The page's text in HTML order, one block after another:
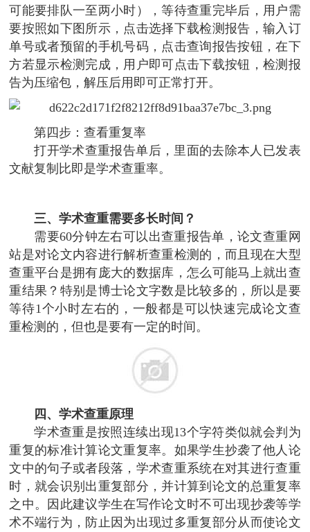
可能要排队一至两小时），等待查重完毕后，用户需
要按照如下图所示，点击选择下载检测报告，输入订
单号或者预留的手机号码，点击查询报告按钮，在下
方若显示检测完成，用户即可点击下载按钮，检测报
告为压缩包，解压后用即可正常打开。
第四步：查看重复率
打开学术查重报告单后，里面的去除本人已发表
文献复制比即是学术查重率。
三、学术查重需要多长时间？
需要60分钟左右可以出查重报告单，论文查重网
站是对论文内容进行解析查重检测的，而且现在大型
查重平台是拥有庞大的数据库，怎么可能马上就出查
重结果？特别是博士论文字数是比较多的，所以是要
等待1个小时左右的，一般都是可以快速完成论文查
重检测的，但也是要有一定的时间。
四、学术查重原理
学术查重是按照连续出现13个字符类似就会判为
重复的标准计算论文重复率。如果学生抄袭了他人论
文中的句子或者段落，学术查重系统在对其进行查重
时，就会识别出重复部分，并计算到论文的总重复率
之中。因此建议学生在写作论文时不可出现抄袭等学
术不端行为，防止因为出现过多重复部分从而使论文